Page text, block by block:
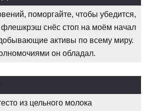
поморгайте, чтобы убедится,
снёс стоп на моём начал
активы по всему миру.
он обладал.
из цельного молока